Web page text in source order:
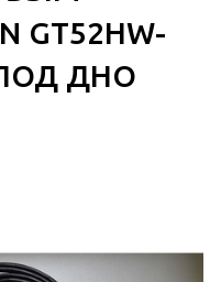
GT52HW-
ПОД ДНО